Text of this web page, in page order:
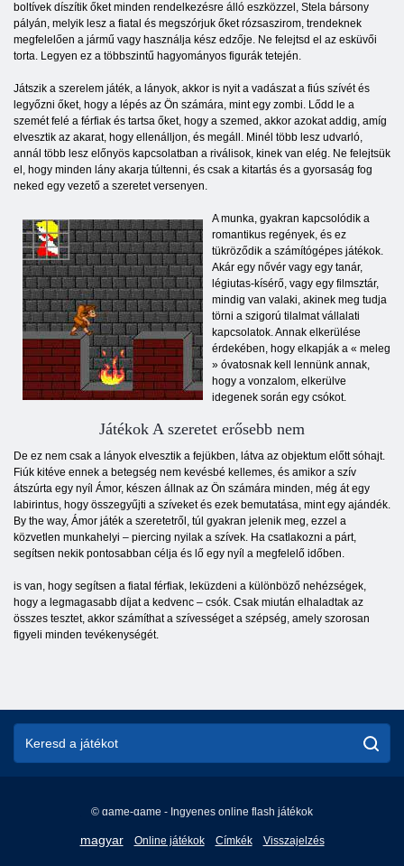
boltívek díszítik őket minden rendelkezésre álló eszközzel, Stela bársony
pályán, melyik lesz a fiatal és megszórjuk őket rózsaszirom, trendeknek
megfelelően a jármű vagy használja kész edzője. Ne felejtsd el az esküvői
torta. Legyen ez a többszintű hagyományos figurák tetején.
Játszik a szerelem játék, a lányok, akkor is nyit a vadászat a fiús szívét és
legyőzni őket, hogy a lépés az Ön számára, mint egy zombi. Lődd le a
szemét felé a férfiak és tartsa őket, hogy a szemed, akkor azokat addig, amíg
elvesztik az akarat, hogy ellenálljon, és megáll. Minél több lesz udvarló,
annál több lesz előnyös kapcsolatban a riválisok, kinek van elég. Ne felejtsük
el, hogy minden lány akarja túltenni, és csak a kitartás és a gyorsaság fog
neked egy vezető a szeretet versenyen.
A munka, gyakran kapcsolódik a
romantikus regények, és ez
tükröződik a számítógépes játékok.
Akár egy nővér vagy egy tanár,
légiutas-kísérő, vagy egy filmsztár,
mindig van valaki, akinek meg tudja
törni a szigorú tilalmat vállalati
kapcsolatok. Annak elkerülése
érdekében, hogy elkapják a « meleg
» óvatosnak kell lennünk annak,
hogy a vonzalom, elkerülve
idegenek során egy csókot.
Játékok A szeretet erősebb nem
De ez nem csak a lányok elvesztik a fejükben, látva az objektum előtt sóhajt.
Fiúk kitéve ennek a betegség nem kevésbé kellemes, és amikor a szív
átszúrta egy nyíl Ámor, készen állnak az Ön számára minden, még át egy
labirintus, hogy összegyűjti a szíveket és ezek bemutatása, mint egy ajándék.
By the way, Ámor játék a szeretetről, túl gyakran jelenik meg, ezzel a
közvetlen munkahelyi – piercing nyilak a szívek. Ha csatlakozni a párt,
segítsen nekik pontosabban célja és lő egy nyíl a megfelelő időben.
is van, hogy segítsen a fiatal férfiak, leküzdeni a különböző nehézségek,
hogy a legmagasabb díjat a kedvenc – csók. Csak miután elhaladtak az
összes tesztet, akkor számíthat a szívességet a szépség, amely szorosan
figyeli minden tevékenységét.
© game-game - Ingyenes online flash játékok
magyar Online játékok Címkék Visszajelzés